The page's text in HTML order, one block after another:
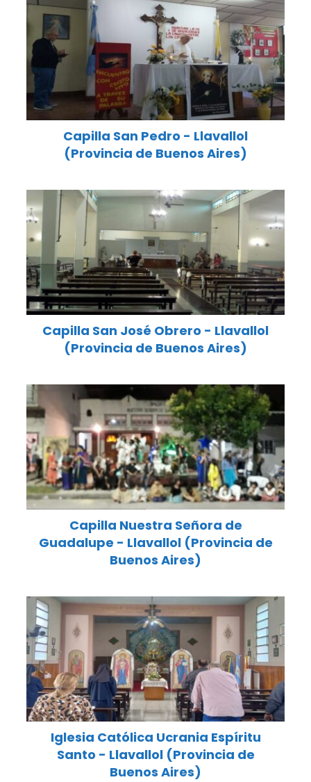
Capilla San Pedro - Llavallol
(Provincia de Buenos Aires)
Capilla San José Obrero - Llavallol
(Provincia de Buenos Aires)
Capilla Nuestra Señora de
Guadalupe - Llavallol (Provincia de
Buenos Aires)
Iglesia Católica Ucrania Espíritu
Santo - Llavallol (Provincia de
Buenos Aires)